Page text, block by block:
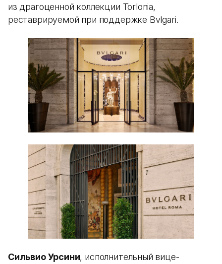
из драгоценной коллекции Torlonia,
реставрируемой при поддержке Bvlgari.
Сильвио Урсини, исполнительный вице-